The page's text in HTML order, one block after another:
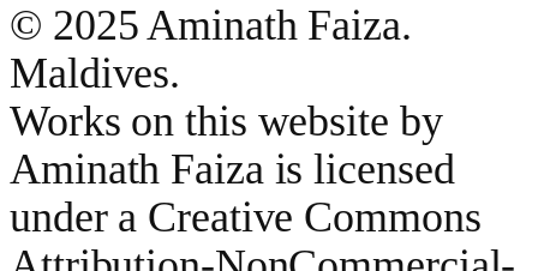
© 2025 Aminath Faiza.
Maldives.
Works on this website by
Aminath Faiza is licensed
under a Creative Commons